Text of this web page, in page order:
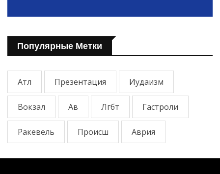
Популярные Метки
Атл Презентация Иудаизм
Вокзал Ав Лгбт Гастроли
Ракевель Происш Аврия